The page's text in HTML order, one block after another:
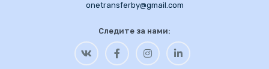
onetransferby@gmail.com
Следите за нами: